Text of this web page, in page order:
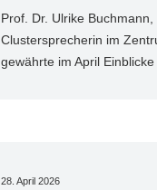
Prof. Dr. Ulrike
Clustersprecherin im
gewährte im April Einblicke
28. April 2026